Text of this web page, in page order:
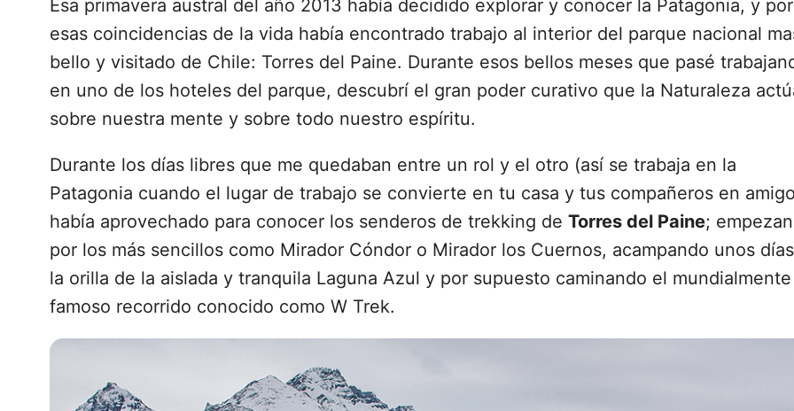
Esa primavera austral del año 2013 había decidido explorar y conocer la Patagonia, y por
esas coincidencias de la vida había encontrado trabajo al interior del parque nacional
bello y visitado de Chile: Torres del Paine. Durante esos bellos meses que pasé
en uno de los hoteles del parque, descubrí el gran poder curativo que la Naturaleza
sobre nuestra mente y sobre todo nuestro espíritu.
Durante los días libres que me quedaban entre un rol y el otro (así se trabaja en la
Patagonia cuando el lugar de trabajo se convierte en tu casa y tus compañeros en
había aprovechado para conocer los senderos de trekking de Torres del Paine;
por los más sencillos como Mirador Cóndor o Mirador los Cuernos, acampando unos
la orilla de la aislada y tranquila Laguna Azul y por supuesto caminando el mundialmente
famoso recorrido conocido como W Trek.